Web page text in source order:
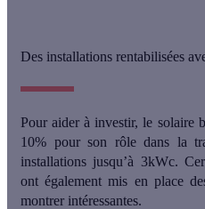
Des installations rentabilisées
Pour aider à investir, le solaire
10% pour son rôle dans la
installations jusqu’à 3kWc.
ont également mis en place
montrer intéressantes.